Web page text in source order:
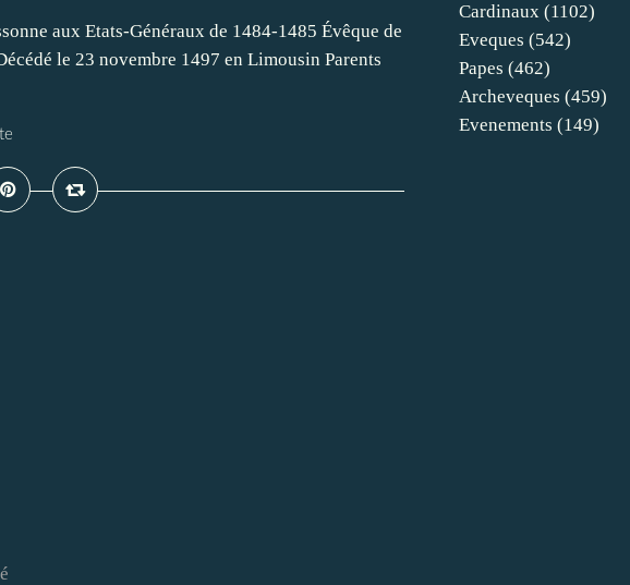
aux Etats-Généraux de 1484-1485 Évêque de
le 23 novembre 1497 en Limousin Parents
Cardinaux (1102)
Eveques (542)
Papes (462)
Archeveques (459)
Evenements (149)